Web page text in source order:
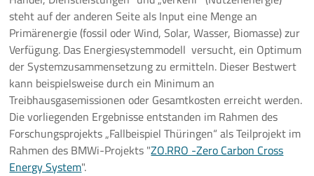
steht auf der anderen Seite als Input eine Menge an
Primärenergie (fossil oder Wind, Solar, Wasser, Biomasse) zur
Verfügung. Das Energiesystemmodell versucht, ein Optimum
der Systemzusammensetzung zu ermitteln. Dieser Bestwert
kann beispielsweise durch ein Minimum an
Treibhausgasemissionen oder Gesamtkosten erreicht werden.
Die vorliegenden Ergebnisse entstanden im Rahmen des
Forschungsprojekts „Fallbeispiel Thüringen“ als Teilprojekt im
Rahmen des BMWi-Projekts "ZO.RRO -Zero Carbon Cross
Energy System".